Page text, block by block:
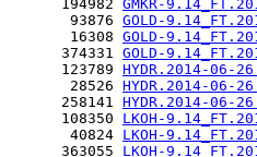
      194982
GMKR-
       93876
GOLD-
       16308
GOLD-
      374331
GOLD-
      123789
HYDR.2014-06-
       28526
HYDR.2014-06-
      258141
HYDR.2014-06-
      108350
LKOH-
       40824
LKOH-
      363055
LKOH-